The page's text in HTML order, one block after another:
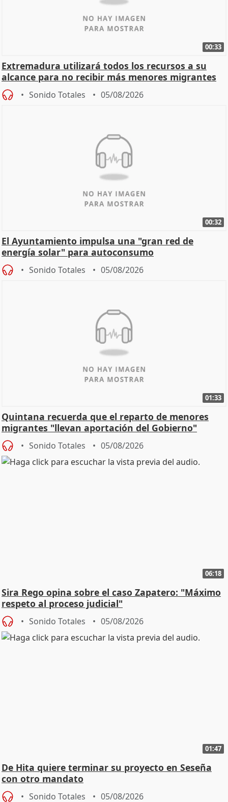
00:33
Extremadura utilizará todos los recursos a su
alcance para no recibir más menores migrantes
Sonido Totales 05/08/2026
00:32
El Ayuntamiento impulsa una "gran red de
energía solar" para autoconsumo
Sonido Totales 05/08/2026
01:33
Quintana recuerda que el reparto de menores
migrantes "llevan aportación del Gobierno"
central
Sonido Totales 05/08/2026
06:18
Sira Rego opina sobre el caso Zapatero: "Máximo
respeto al proceso judicial"
Sonido Totales 05/08/2026
01:47
De Hita quiere terminar su proyecto en Seseña
con otro mandato
Sonido Totales 05/08/2026